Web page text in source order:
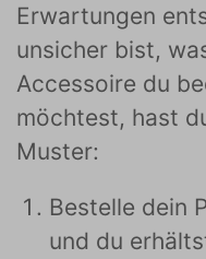
Erwartungen
unsicher bist,
Accessoire du
möchtest, hast
Muster:
Bestelle dein
und du